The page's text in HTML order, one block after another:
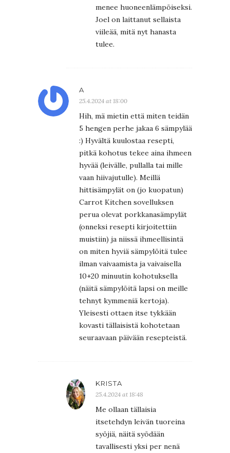
menee huoneenlämpöiseksi.
Joel on laittanut sellaista
viileää, mitä nyt hanasta
tulee.
A
25.4.2024 at 18:00
Hih, mä mietin että miten teidän
5 hengen perhe jakaa 6 sämpylää
:) Hyvältä kuulostaa resepti,
pitkä kohotus tekee aina ihmeen
hyvää (leivälle, pullalla tai mille
vaan hiivajutulle). Meillä
hittisämpylät on (jo kuopatun)
Carrot Kitchen sovelluksen
perua olevat porkkanasämpylät
(onneksi resepti kirjoitettiin
muistiin) ja niissä ihmeellisintä
on miten hyviä sämpylöitä tulee
ilman vaivaamista ja vaivaisella
10+20 minuutin kohotuksella
(näitä sämpylöitä lapsi on meille
tehnyt kymmeniä kertoja).
Yleisesti ottaen itse tykkään
kovasti tällaisistä kohotetaan
seuraavaan päivään resepteistä.
KRISTA
25.4.2024 at 18:48
Me ollaan tällaisia
itsetehdyn leivän tuoreina
syöjiä, näitä syödään
tavallisesti yksi per nenä